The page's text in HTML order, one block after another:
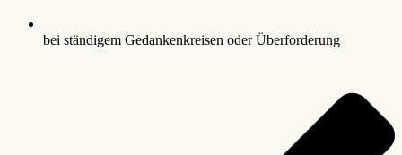
bei ständigem Gedankenkreisen oder Überforderung